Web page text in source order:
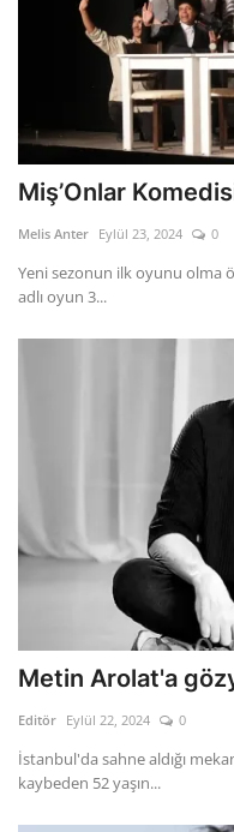
Miş’Onlar
Melis Anter Eylül 23, 2024 0
Yeni sezonun ilk oyunu olma
adlı oyun 3...
Metin Arolat'a
Editör Eylül 22, 2024 0
İstanbul'da sahne aldığı
kaybeden 52 yaşın...